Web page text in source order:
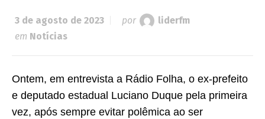
3 de agosto de 2023 por
liderfm
em Notícias
Ontem, em entrevista a Rádio Folha, o ex-prefeito
e deputado estadual Luciano Duque pela primeira
vez, após sempre evitar polêmica ao ser